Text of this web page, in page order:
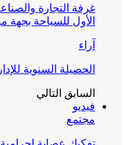
غرفة التجارة
الأول للسياحة
آراء
الحصيلة السنوية
السابق التالي
فيديو
مجتمع